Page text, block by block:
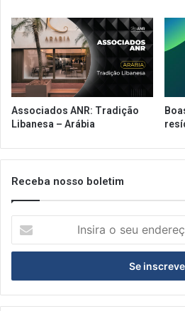
Associados ANR: Tradição
Libanesa – Arábia
Receba nosso boletim
seu
de
email